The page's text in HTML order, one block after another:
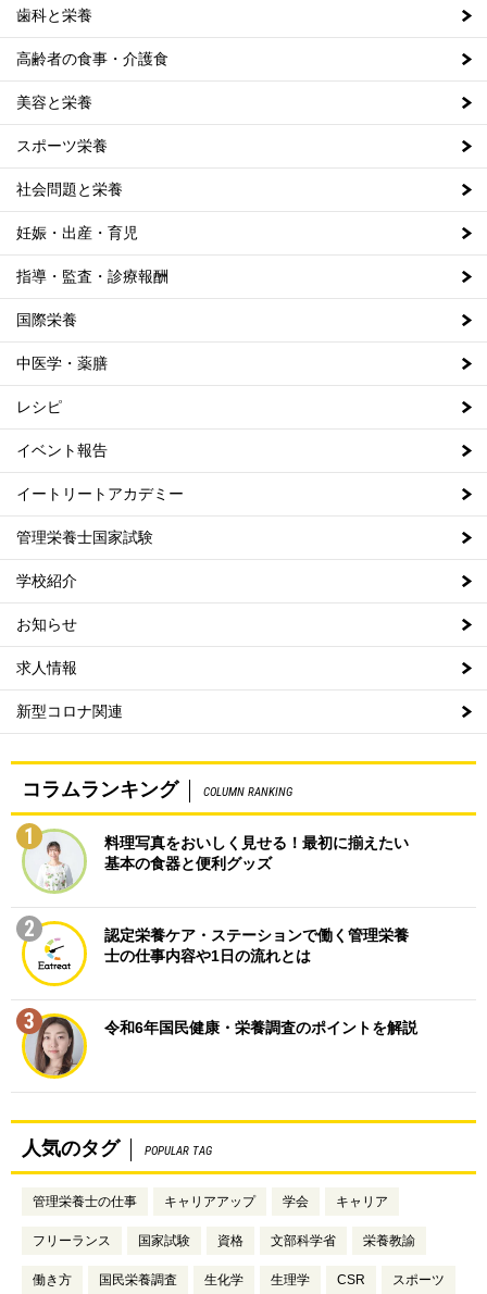
歯科と栄養
高齢者の食事・介護食
美容と栄養
スポーツ栄養
社会問題と栄養
妊娠・出産・育児
指導・監査・診療報酬
国際栄養
中医学・薬膳
レシピ
イベント報告
イートリートアカデミー
管理栄養士国家試験
学校紹介
お知らせ
求人情報
新型コロナ関連
コラムランキング COLUMN RANKING
1
料理写真をおいしく見せる！最初に揃えたい
基本の食器と便利グッズ
2
認定栄養ケア・ステーションで働く管理栄養
士の仕事内容や1日の流れとは
3 令和6年国民健康・栄養調査のポイントを解説
人気のタグ POPULAR TAG
管理栄養士の仕事 キャリアアップ 学会 キャリア
フリーランス 国家試験 資格 文部科学省 栄養教諭
働き方 国民栄養調査 生化学 生理学 CSR スポーツ